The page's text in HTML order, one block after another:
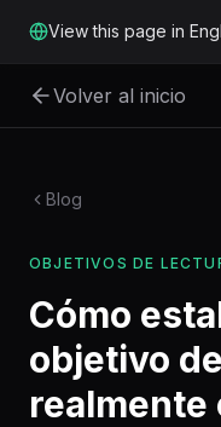
View this page in
Volver al inicio
Blog
OBJETIVOS DE
Cómo
objetivo
realmente